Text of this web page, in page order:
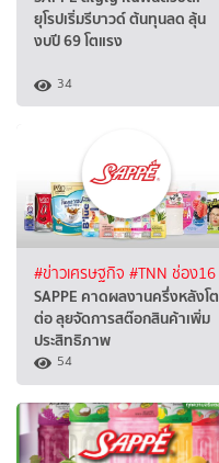
ยุโรปเริ่มรีบาวด์ ต้นทุนลด ลุ้น
งบปี 69 โตแรง
34
#ข่าวเศรษฐกิจ #TNN ช่อง16
SAPPE คาดผลงานครึ่งหลังโต
ต่อ ลุยจัดการสต๊อกสินค้าเพิ่ม
ประสิทธิภาพ
54